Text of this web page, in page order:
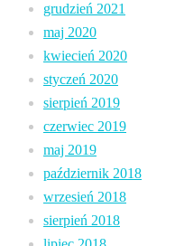
grudzień 2021
maj 2020
kwiecień 2020
styczeń 2020
sierpień 2019
czerwiec 2019
maj 2019
październik 2018
wrzesień 2018
sierpień 2018